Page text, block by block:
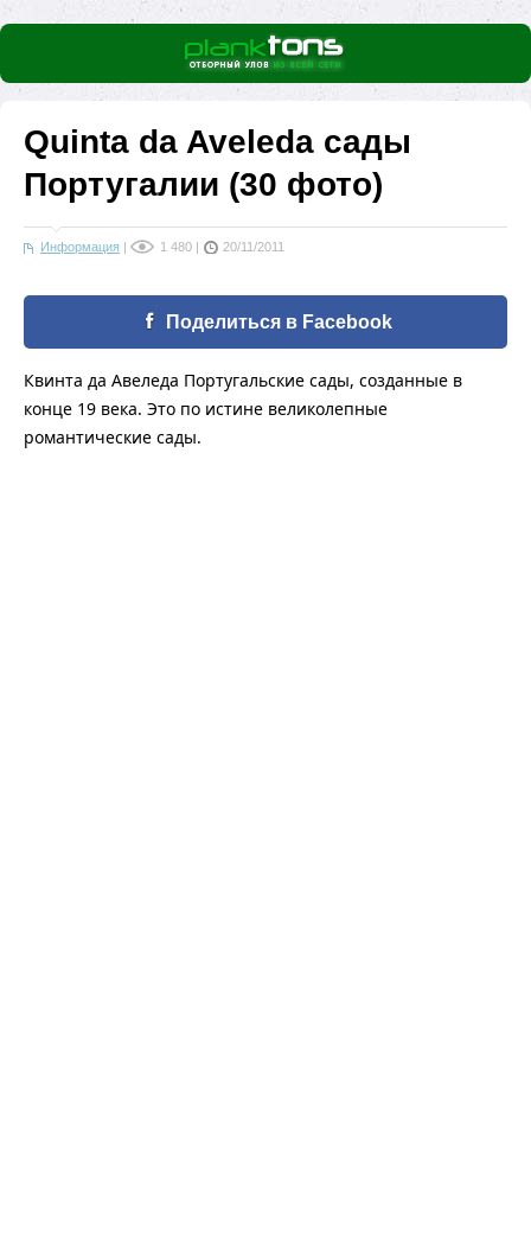
Quinta da Aveleda сады
Португалии (30 фото)
Информация | 1 480 | 20/11/2011
Поделиться в Facebook
Квинта да Авеледа Португальские сады, созданные в
конце 19 века. Это по истине великолепные
романтические сады.